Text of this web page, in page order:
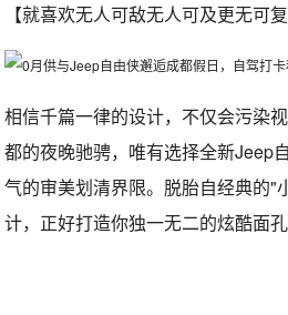
【就喜欢无人可敌无人可及更无可
相信千篇一律的设计，不仅会污染
都的夜晚驰骋，唯有选择全新Jeep
气的审美划清界限。脱胎自经典的"
计，正好打造你独一无二的炫酷面孔